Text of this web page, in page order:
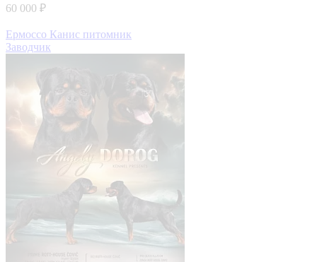
60 000 ₽
Ермоссо Канис питомник
Заводчик